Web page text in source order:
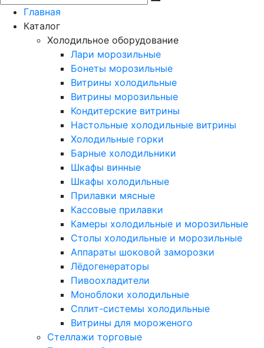
Главная
Каталог
Холодильное оборудование
Лари морозильные
Бонеты морозильные
Витрины холодильные
Витрины морозильные
Кондитерские витрины
Настольные холодильные витрины
Холодильные горки
Барные холодильники
Шкафы винные
Шкафы холодильные
Прилавки мясные
Кассовые прилавки
Камеры холодильные и морозильные
Столы холодильные и морозильные
Аппараты шоковой заморозки
Лёдогенераторы
Пивоохладители
Моноблоки холодильные
Сплит-системы холодильные
Витрины для мороженого
Стеллажи торговые